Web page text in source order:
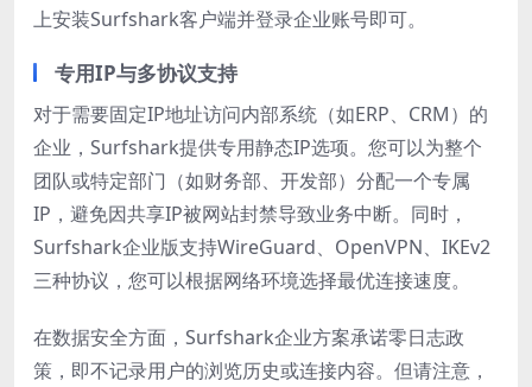
上安装Surfshark客户端并登录企业账号即可。
专用IP与多协议支持
对于需要固定IP地址访问内部系统（如ERP、CRM）的
企业，Surfshark提供专用静态IP选项。您可以为整个
团队或特定部门（如财务部、开发部）分配一个专属
IP，避免因共享IP被网站封禁导致业务中断。同时，
Surfshark企业版支持WireGuard、OpenVPN、IKEv2
三种协议，您可以根据网络环境选择最优连接速度。
在数据安全方面，Surfshark企业方案承诺零日志政
策，即不记录用户的浏览历史或连接内容。但请注意，